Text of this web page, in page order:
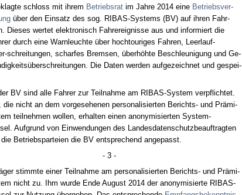
schloss mit ih­rem Be­triebs­ratim Jah­re 2014 ei­ne Be­triebs­ver­
über den Ein­satz des sog. RIBAS-Sys­tems (BV) auf ih­ren Fahr­
Die­ses wer­tet elek­tro­nisch Fah­rer­eig­nis­se aus und in­for­miert die
durch ei­ne Warn­leuch­te über hoch­tou­riges Fah­ren, Leer­lauf­
schrei­tun­gen, schar­fes Brem­sen, überhöhte Be­schleu­ni­gung und Ge­
Die Da­ten wer­den auf­ge­zeich­net und ge­spei­
BV sind al­le Fah­rer zur Teil­nah­me am RIBAS-Sys­tem ver­pflich­tet.
die nicht an dem vor­ge­se­he­nen per­so­na­li­sier­ten Be­richts- und Prämi­
teil­neh­men wol­len, er­hal­ten ei­nen an­ony­mi­sier­ten Sys­tem­
Auf­grund von Ein­wen­dun­gen des Lan­des­da­ten­schutz­be­auf­trag­ten
die Be­triebs­par­tei­en die BV ent­spre­chend an­ge­passt.
- 3 -
stimm­te ei­ner Teil­nah­me am per­so­na­li­sier­ten Be­richts- und Prämi­
nicht zu. Ihm wur­de En­de Au­gust 2014 der an­ony­mi­sier­te RIBAS-